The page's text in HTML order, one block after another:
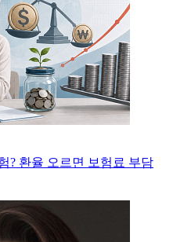
? 환율 오르면 보험료 부담